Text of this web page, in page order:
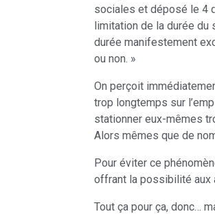
sociales et déposé le 4
limitation de la durée du
durée manifestement
ou non. »
On perçoit
trop longtemps sur
stationner eux-mêmes
Alors mêmes que de
Pour éviter ce
offrant la possibilité aux
Tout ça pour ça, donc…